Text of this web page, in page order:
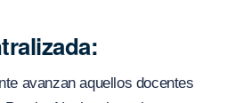
avanzan aquellos docentes